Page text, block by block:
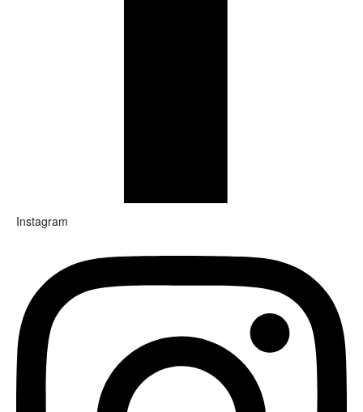
Instagram